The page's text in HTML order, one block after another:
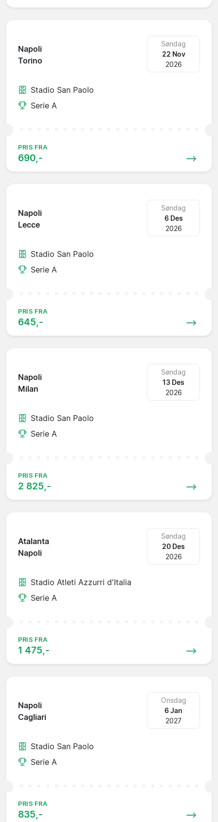
Napoli
Torino
Søndag
22 Nov
2026
Stadio San Paolo
Serie A
PRIS FRA
690,-
Napoli
Lecce
Søndag
6 Des
2026
Stadio San Paolo
Serie A
PRIS FRA
645,-
Napoli
Milan
Søndag
13 Des
2026
Stadio San Paolo
Serie A
PRIS FRA
2 825,-
Atalanta
Napoli
Søndag
20 Des
2026
Stadio Atleti Azzurri d'Italia
Serie A
PRIS FRA
1 475,-
Napoli
Cagliari
Onsdag
6 Jan
2027
Stadio San Paolo
Serie A
PRIS FRA
835,-